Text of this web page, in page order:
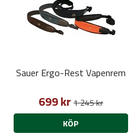
Sauer Ergo-Rest Vapenrem
699 kr 1 245 kr
KÖP